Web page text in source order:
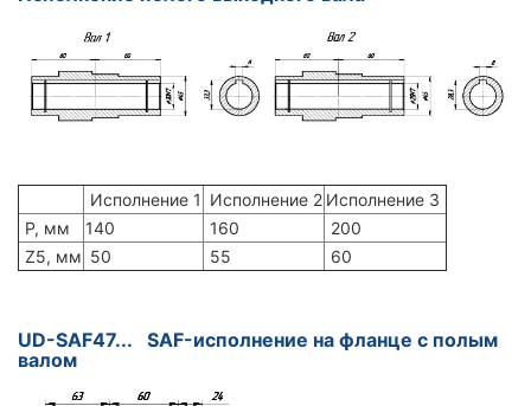
Исполнение 1 Исполнение 2 Исполнение 3
P, мм
140 160
200
Z5, мм 50 55 60
UD-SAF47... SAF-исполнение на фланце с полым
валом